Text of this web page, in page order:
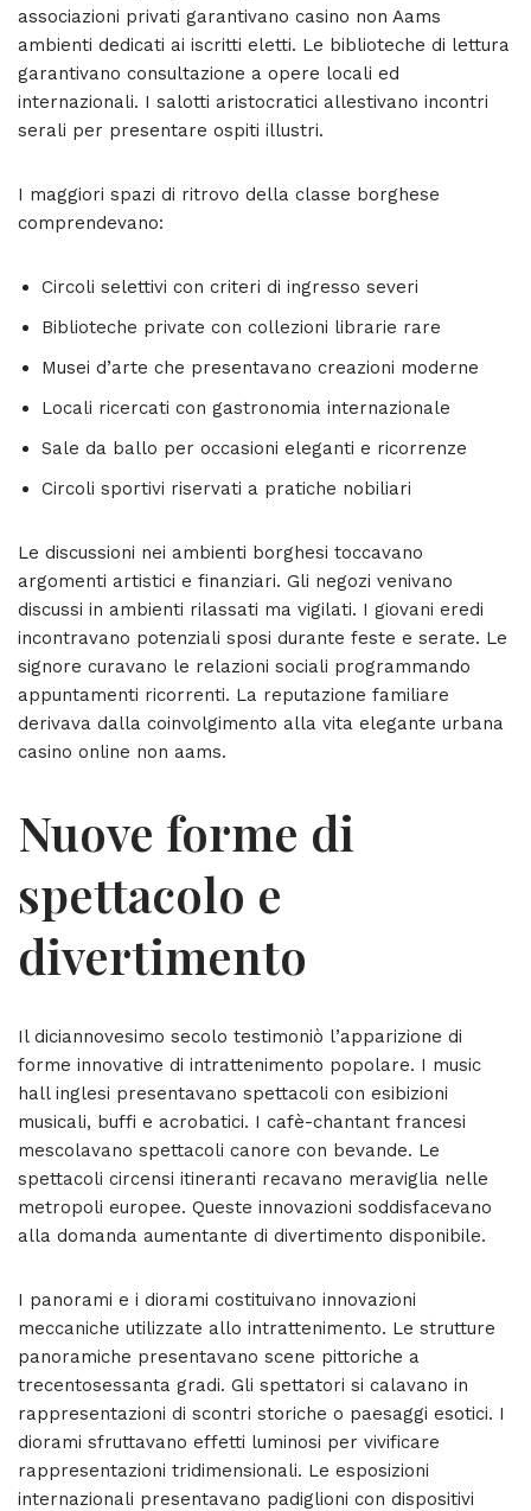
associazioni privati garantivano casino non Aams
ambienti dedicati ai iscritti eletti. Le biblioteche di lettura
garantivano consultazione a opere locali ed
internazionali. I salotti aristocratici allestivano incontri
serali per presentare ospiti illustri.
I maggiori spazi di ritrovo della classe borghese
comprendevano:
Circoli selettivi con criteri di ingresso severi
Biblioteche private con collezioni librarie rare
Musei d’arte che presentavano creazioni moderne
Locali ricercati con gastronomia internazionale
Sale da ballo per occasioni eleganti e ricorrenze
Circoli sportivi riservati a pratiche nobiliari
Le discussioni nei ambienti borghesi toccavano
argomenti artistici e finanziari. Gli negozi venivano
discussi in ambienti rilassati ma vigilati. I giovani eredi
incontravano potenziali sposi durante feste e serate. Le
signore curavano le relazioni sociali programmando
appuntamenti ricorrenti. La reputazione familiare
derivava dalla coinvolgimento alla vita elegante urbana
casino online non aams.
Nuove forme di
spettacolo e
divertimento
Il diciannovesimo secolo testimoniò l’apparizione di
forme innovative di intrattenimento popolare. I music
hall inglesi presentavano spettacoli con esibizioni
musicali, buffi e acrobatici. I cafè-chantant francesi
mescolavano spettacoli canore con bevande. Le
spettacoli circensi itineranti recavano meraviglia nelle
metropoli europee. Queste innovazioni soddisfacevano
alla domanda aumentante di divertimento disponibile.
I panorami e i diorami costituivano innovazioni
meccaniche utilizzate allo intrattenimento. Le strutture
panoramiche presentavano scene pittoriche a
trecentosessanta gradi. Gli spettatori si calavano in
rappresentazioni di scontri storiche o paesaggi esotici. I
diorami sfruttavano effetti luminosi per vivificare
rappresentazioni tridimensionali. Le esposizioni
internazionali presentavano padiglioni con dispositivi